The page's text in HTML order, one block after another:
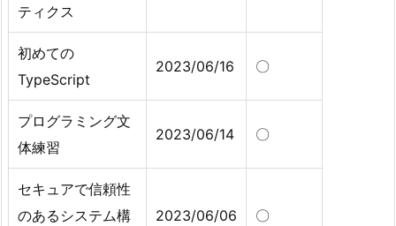
ティクス
初めての
TypeScript
2023/06/16 〇
プログラミング文
体練習
2023/06/14 〇
セキュアで信頼性
のあるシステム構
2023/06/06 〇